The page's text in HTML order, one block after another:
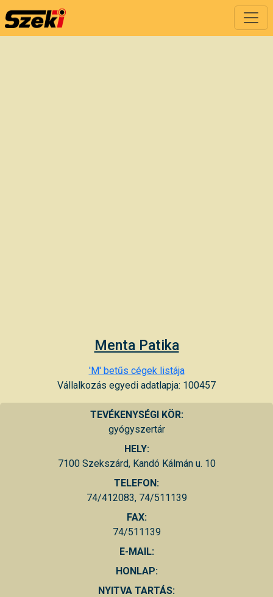
Menta Patika
'M' betűs cégek listája
Vállalkozás egyedi adatlapja: 100457
TEVÉKENYSÉGI KÖR:
gyógyszertár
HELY:
7100 Szekszárd, Kandó Kálmán u. 10
TELEFON:
74/412083, 74/511139
FAX:
74/511139
E-MAIL:
HONLAP:
NYITVA TARTÁS: